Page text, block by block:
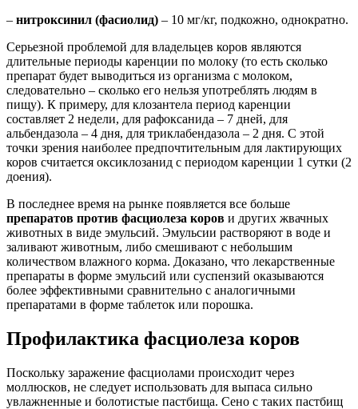
– нитроксинил (фасиолид) – 10 мг/кг, подкожно, однократно.
Серьезной проблемой для владельцев коров являются
длительные периоды каренции по молоку (то есть сколько
препарат будет выводиться из организма с молоком,
следовательно – сколько его нельзя употреблять людям в
пищу). К примеру, для клозантела период каренции
составляет 2 недели, для рафоксанида – 7 дней, для
альбендазола – 4 дня, для триклабендазола – 2 дня. С этой
точки зрения наиболее предпочтительным для лактирующих
коров считается оксиклозанид с периодом каренции 1 сутки (2
доения).
В последнее время на рынке появляется все больше
препаратов против фасциолеза коров и других жвачных
животных в виде эмульсий. Эмульсии растворяют в воде и
заливают животным, либо смешивают с небольшим
количеством влажного корма. Доказано, что лекарственные
препараты в форме эмульсий или суспензий оказываются
более эффективными сравнительно с аналогичными
препаратами в форме таблеток или порошка.
Профилактика фасциолеза коров
Поскольку заражение фасциолами происходит через
моллюсков, не следует использовать для выпаса сильно
увлажненные и болотистые пастбища. Сено с таких пастбищ